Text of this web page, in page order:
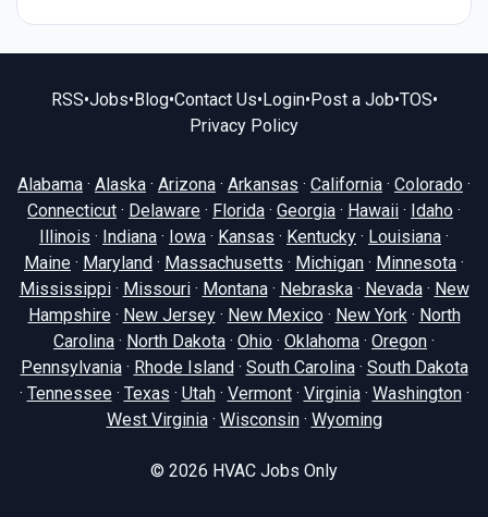
RSS•Jobs•Blog•Contact Us•Login•Post a Job•TOS•
Privacy Policy
Alabama · Alaska · Arizona · Arkansas · California · Colorado ·
Connecticut · Delaware · Florida · Georgia · Hawaii · Idaho ·
Illinois · Indiana · Iowa · Kansas · Kentucky · Louisiana ·
Maine · Maryland · Massachusetts · Michigan · Minnesota ·
Mississippi· Missouri· Montana· Nebraska· Nevada· New
Hampshire· New Jersey· New Mexico· New York· North
Carolina · North Dakota · Ohio · Oklahoma · Oregon ·
Pennsylvania· Rhode Island · South Carolina· South Dakota
· Tennessee· Texas · Utah· Vermont· Virginia· Washington·
West Virginia· Wisconsin· Wyoming
© 2026 HVAC Jobs Only